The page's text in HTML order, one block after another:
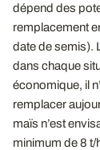
dépend des
remplacement
date de semis).
dans chaque
économique, il
remplacer
maïs n’est
minimum de 8 t/